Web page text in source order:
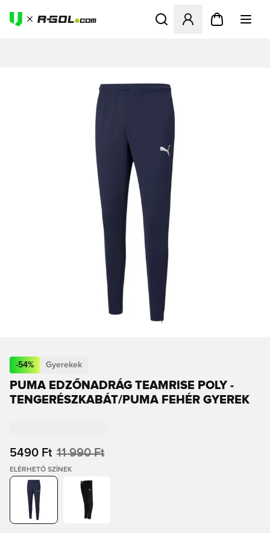
Megnyit egy modált a
-54% Gyerekek
PUMA EDZŐNADRÁG TEAMRISE POLY -
TENGERÉSZKABÁT/PUMA FEHÉR GYEREK
5490 Ft 11 990 Ft
ELÉRHETŐ SZÍNEK